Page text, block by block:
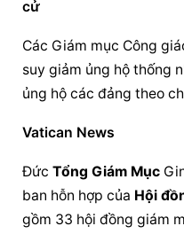
cử
Các Giám mục Công
suy giảm ủng hộ thống
ủng hộ các đảng theo
Vatican News
Đức Tổng Giám Mục
ban hỗn hợp của Hội
gồm 33 hội đồng giám